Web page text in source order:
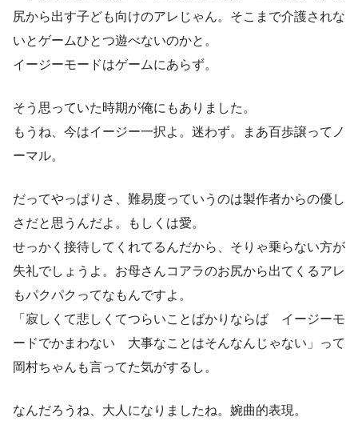
尻から出す子ども向けのアレじゃん。そこまで介護されな
いとゲームひとつ遊べないのかと。
イージーモードはゲームにあらず。
そう思っていた時期が俺にもありました。
もうね、今はイージー一択よ。迷わず。まあ百歩譲ってノ
ーマル。
だってやっぱりさ、難易度っていうのは製作者からの優し
さだと思うんだよ。もしくは愛。
せっかく接待してくれてるんだから、そりゃ乗らない方が
失礼でしょうよ。お母さんコアラのお尻から出てくるアレ
もパクパクってなもんですよ。
「寂しくて悲しくてつらいことばかりならば イージーモ
ードでかまわない 大事なことはそんなんじゃない」って
岡村ちゃんも言ってた気がするし。
なんだろうね、大人になりましたね。婉曲的表現。